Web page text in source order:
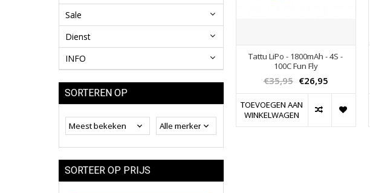
Sale
Dienst
INFO
SORTEREN OP
SORTEER OP PRIJS
Tattu LiPo - 1800mAh - 4S -
100C Fun Fly
€35,95 €26,95
TOEVOEGEN AAN
WINKELWAGEN